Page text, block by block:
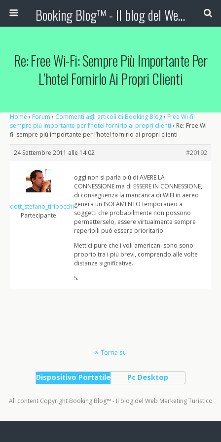
Booking Blog™ - Il blog del Web Marketing Turistico
Re: Free Wi-Fi: Sempre Più Importante Per
L’hotel Fornirlo Ai Propri Clienti
Home › Forum › Commenti agli articoli di Booking Blog› Free Wi-fi:
sempre più importante per l’hotel fornirlo ai propri clienti › Re: Free Wi-
fi: sempre più importante per l’hotel fornirlo ai propri clienti
24 Settembre 2011 alle 14:02 #20192
dott_stefano_tiribocchi
Partecipante
oggi non si parla più di AVERE LA
CONNESSIONE ma di ESSERE IN CONNESSIONE,
di conseguenza la mancanca di WIFI in aereo
genera un ISOLAMENTO temporaneo a
soggetti che probabilmente non possono
permetterselo, essere virtualmente sempre
reperibili può essere prioritario.
Mettici pure che i voli americani sono sono
proprio tra i più brevi, comprendo alle volte
distanze significative.
S.
Torna su
Dispositivo Portatile Pc Desktop
All content Copyright Booking Blog™ - Il blog del Web Marketing Turistico